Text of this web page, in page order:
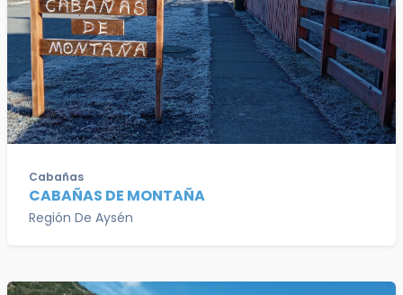
Cabañas
CABAÑAS DE MONTAÑA
Región De Aysén